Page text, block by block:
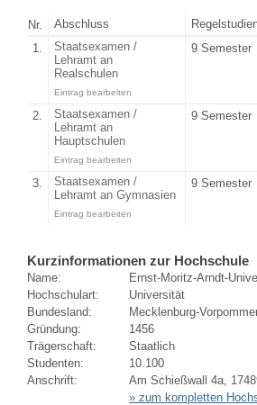
Nr. Abschluss
1.
Staatsexamen /
Lehramt an
Realschulen
Eintrag bearbeiten
9 Semester
2.
Staatsexamen /
Lehramt an
Hauptschulen
Eintrag bearbeiten
9 Semester
3.
Staatsexamen /
Lehramt an Gymnasien
Eintrag bearbeiten
9 Semester
Kurzinformationen zur Hochschule
Name:
Ernst-Moritz-Arndt-
Hochschulart:
Universität
Bundesland:
Mecklenburg-
Gründung:
1456
Trägerschaft:
Staatlich
Studenten:
10.100
Anschrift:
Am Schießwall 4a,
» zum kompletten